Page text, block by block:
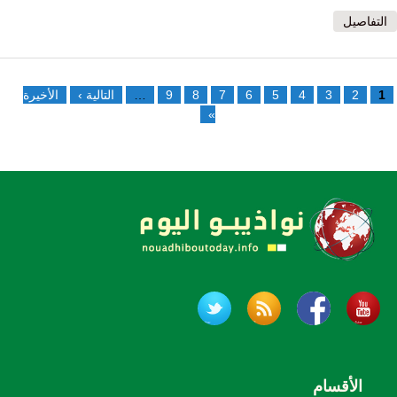
التفاصيل
الصفحات
1
2
3
4
5
6
7
8
9 التالية ›
الأخيرة
»
الأقسام